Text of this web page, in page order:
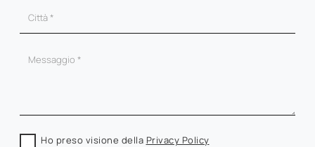
Ho preso visione della Privacy Policy